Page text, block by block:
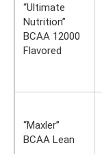
“Ultimate
Nutrition”
BCAA 12000
Flavored
“Maxler”
BCAA Lean